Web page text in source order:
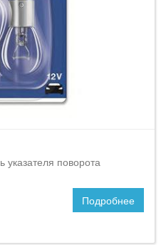
поворота
Подробнее